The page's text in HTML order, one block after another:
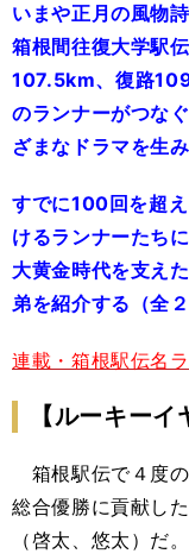
いまや正月の風物
箱根間往復大学駅
107.5km、復路
のランナーがつな
ざまなドラマを生み
すでに100回を超
けるランナーたち
大黄金時代を支え
弟を紹介する（全
連載・箱根駅伝名
【ルーキー
箱根駅伝で４度
総合優勝に貢献し
（啓太、悠太）だ